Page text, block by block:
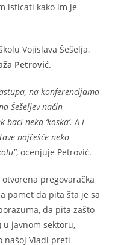
isticati kako im je
Vojislava Šešelja,
Petrović.
na konferencijama
Šešeljev način
neka ‘koska’. A i
najčešće neko
, ocenjuje Petrović.
pregovaračka
pamet da pita šta je sa
da pita zašto
javnom sektoru,
našoj Vladi preti